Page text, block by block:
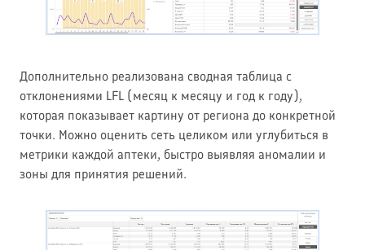
Дополнительно реализована сводная таблица с
отклонениями LFL (месяц к месяцу и год к году),
которая показывает картину от региона до конкретной
точки. Можно оценить сеть целиком или углубиться в
метрики каждой аптеки, быстро выявляя аномалии и
зоны для принятия решений.